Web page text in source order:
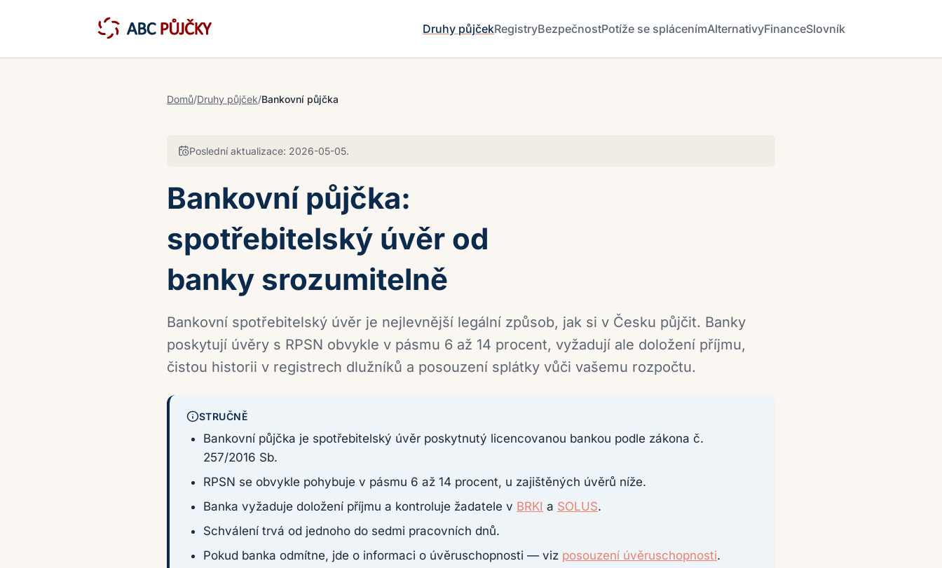
Druhy půjčekRegistryBezpečnostPotíže se splácenímAlternativyFinanceSlovník
Domů/Druhy půjček/Bankovní půjčka
Poslední aktualizace: 2026-05-05.
Bankovní půjčka:
spotřebitelský úvěr od
banky srozumitelně
Bankovní spotřebitelský úvěr je nejlevnější legální způsob, jak si v Česku půjčit. Banky
poskytují úvěry s RPSN obvykle v pásmu 6 až 14 procent, vyžadují ale doložení příjmu,
čistou historii v registrech dlužníků a posouzení splátky vůči vašemu rozpočtu.
STRUČNĚ
Bankovní půjčka je spotřebitelský úvěr poskytnutý licencovanou bankou podle zákona č.
257/2016 Sb.
RPSN se obvykle pohybuje v pásmu 6 až 14 procent, u zajištěných úvěrů níže.
Banka vyžaduje doložení příjmu a kontroluje žadatele v BRKI a SOLUS.
Schválení trvá od jednoho do sedmi pracovních dnů.
Pokud banka odmítne, jde o informaci o úvěruschopnosti — viz posouzení úvěruschopnosti.